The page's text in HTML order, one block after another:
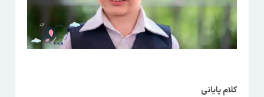
کلام پایانی